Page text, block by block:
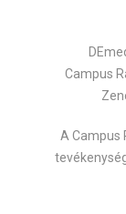
Campus
A Campus